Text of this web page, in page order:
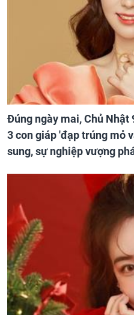
Đúng ngày mai, Chủ Nhật
3 con giáp 'đạp trúng mỏ
sung, sự nghiệp vượng